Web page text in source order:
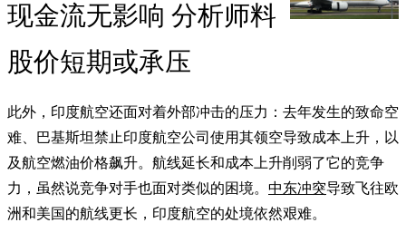
现金流无影响 分析师料
股价短期或承压
此外，印度航空还面对着外部冲击的压力：去年发生的致命空
难、巴基斯坦禁止印度航空公司使用其领空导致成本上升，以
及航空燃油价格飙升。航线延长和成本上升削弱了它的竞争
力，虽然说竞争对手也面对类似的困境。 中东冲突导致飞往欧
洲和美国的航线更长，印度航空的处境依然艰难。